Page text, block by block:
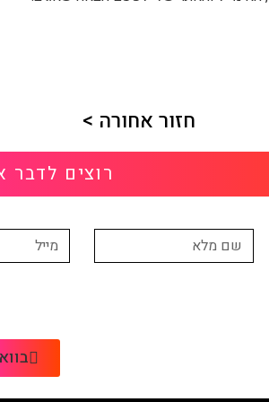
חזור אחורה >
רוצים לדבר